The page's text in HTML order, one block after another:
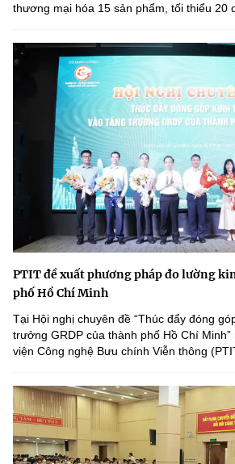
thương mại hóa 15 sản phẩm, tối thiểu 20
PTIT đề xuất phương pháp đo lường
phố Hồ Chí Minh
Tại Hội nghị chuyên đề “Thúc đẩy đóng
trưởng GRDP của thành phố Hồ Chí
viện Công nghệ Bưu chính Viễn thông